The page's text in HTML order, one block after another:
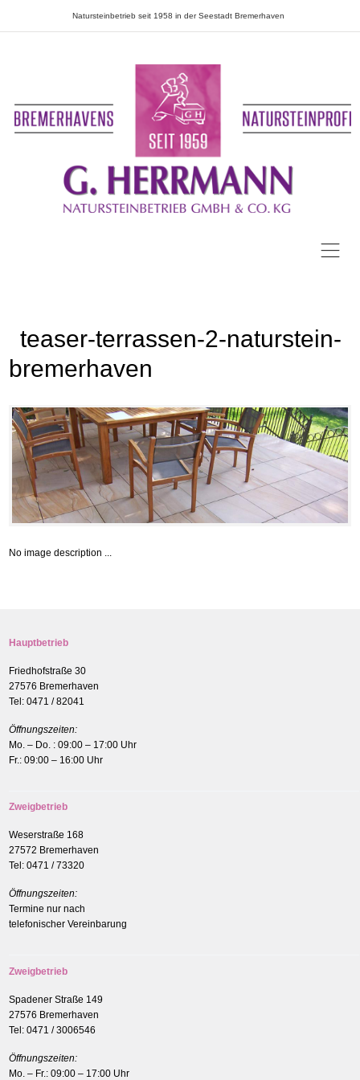
Natursteinbetrieb seit 1958 in der Seestadt Bremerhaven
teaser-terrassen-2-naturstein-
bremerhaven
No image description ...
Hauptbetrieb
Friedhofstraße 30
27576 Bremerhaven
Tel: 0471 / 82041
Öffnungszeiten:
Mo. – Do. : 09:00 – 17:00 Uhr
Fr.: 09:00 – 16:00 Uhr
Zweigbetrieb
Weserstraße 168
27572 Bremerhaven
Tel: 0471 / 73320
Öffnungszeiten:
Termine nur nach
telefonischer Vereinbarung
Zweigbetrieb
Spadener Straße 149
27576 Bremerhaven
Tel: 0471 / 3006546
Öffnungszeiten:
Mo. – Fr.: 09:00 – 17:00 Uhr